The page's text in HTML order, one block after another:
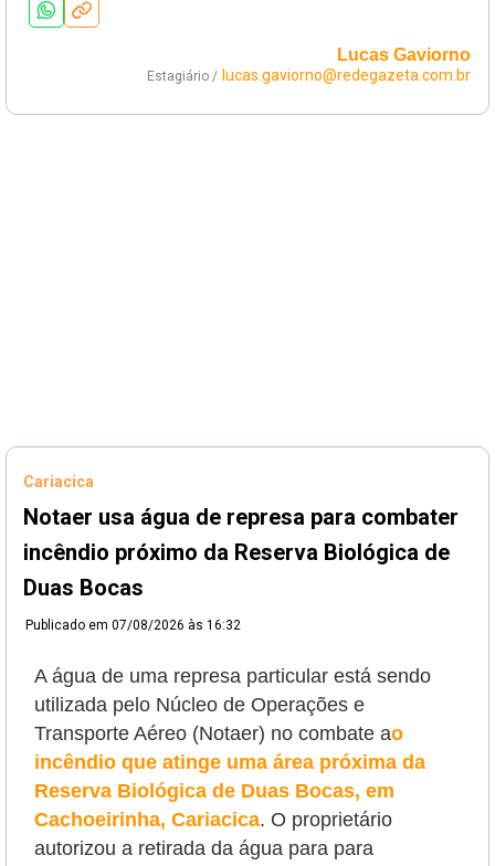
Lucas Gaviorno
Estagiário / lucas.gaviorno@redegazeta.com.br
Cariacica
Notaer usa água de represa para combater
incêndio próximo da Reserva Biológica de
Duas Bocas
Publicado em 07/08/2026 às 16:32
A água de uma represa particular está sendo
utilizada pelo Núcleo de Operações e
Transporte Aéreo (Notaer) no combate ao
incêndio que atinge uma área próxima da
Reserva Biológica de Duas Bocas, em
Cachoeirinha, Cariacica. O proprietário
autorizou a retirada da água para para